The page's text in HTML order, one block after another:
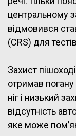
центральному
відмовився
(CRS) для
Захист
отримав погану
ніг і низький
відсутність
яке може